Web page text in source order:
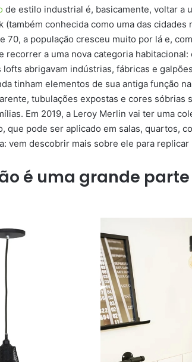
de estilo industrial é, basicamente, voltar a
(também conhecida como uma das cidades
70, a população cresceu muito por lá e,
recorrer a uma nova categoria
abrigavam indústrias, fábricas e
tinham elementos de sua antiga função
tubulações expostas e cores sóbrias
Em 2019, a Leroy Merlin vai ter uma
que pode ser aplicado em salas, quartos,
vem descobrir mais sobre ele para replicar
é uma grande